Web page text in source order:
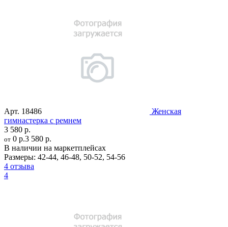
Арт. 18486
Женская
гимнастерка с ремнем
3 580 р.
от 0 р.3 580 р.
В наличии на маркетплейсах
Размеры: 42-44, 46-48, 50-52, 54-56
4 отзыва
4